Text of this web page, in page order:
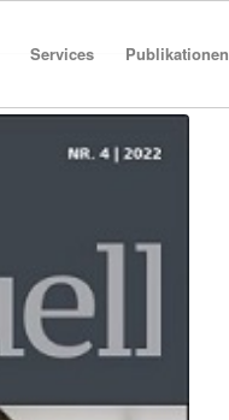
Services Publikationen